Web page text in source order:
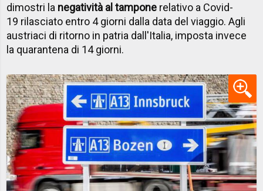
dimostri la negatività al tampone relativo a Covid-
19 rilasciato entro 4 giorni dalla data del viaggio. Agli
austriaci di ritorno in patria dall'Italia, imposta invece
la quarantena di 14 giorni.